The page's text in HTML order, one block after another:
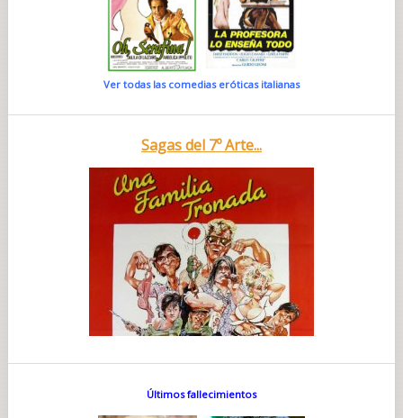
Ver todas las comedias eróticas italianas
Sagas del 7º Arte...
Últimos fallecimientos